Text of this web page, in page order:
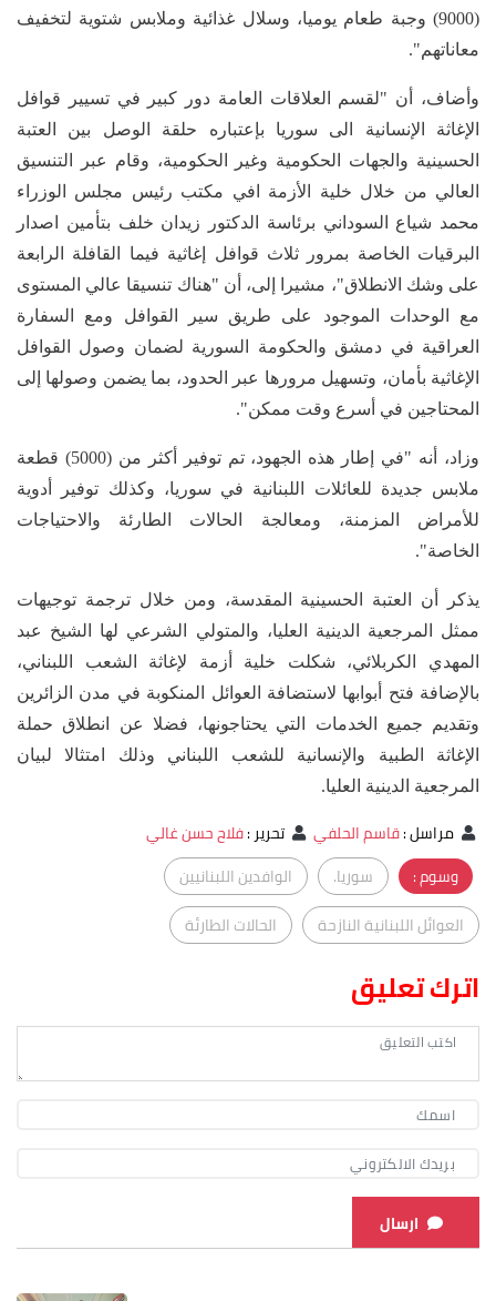
(9000) وجبة طعام يوميا، وسلال غذائية وملابس شتوية لتخفيف
معاناتهم".
وأضاف، أن "لقسم العلاقات العامة دور كبير في تسيير قوافل
الإغاثة الإنسانية الى سوريا بإعتباره حلقة الوصل بين العتبة
الحسينية والجهات الحكومية وغير الحكومية، وقام عبر التنسيق
العالي من خلال خلية الأزمة افي مكتب رئيس مجلس الوزراء
محمد شياع السوداني برئاسة الدكتور زيدان خلف بتأمين اصدار
البرقيات الخاصة بمرور ثلاث قوافل إغاثية فيما القافلة الرابعة
على وشك الانطلاق"، مشيرا إلى، أن "هناك تنسيقا عالي المستوى
مع الوحدات الموجود على طريق سير القوافل ومع السفارة
العراقية في دمشق والحكومة السورية لضمان وصول القوافل
الإغاثية بأمان، وتسهيل مرورها عبر الحدود، بما يضمن وصولها إلى
المحتاجين في أسرع وقت ممكن".
وزاد، أنه "في إطار هذه الجهود، تم توفير أكثر من (5000) قطعة
ملابس جديدة للعائلات اللبنانية في سوريا، وكذلك توفير أدوية
للأمراض المزمنة، ومعالجة الحالات الطارئة والاحتياجات
الخاصة".
يذكر أن العتبة الحسينية المقدسة، ومن خلال ترجمة توجيهات
ممثل المرجعية الدينية العليا، والمتولي الشرعي لها الشيخ عبد
المهدي الكربلائي، شكلت خلية أزمة لإغاثة الشعب اللبناني،
بالإضافة فتح أبوابها لاستضافة العوائل المنكوبة في مدن الزائرين
وتقديم جميع الخدمات التي يحتاجونها، فضلا عن انطلاق حملة
الإغاثة الطبية والإنسانية للشعب اللبناني وذلك امتثالا لبيان
المرجعية الدينية العليا.
مراسل:قاسم الحلفي تحرير:فلاح حسن غالي
وسوم :
سوريا.
الوافدين اللبنانيين
العوائل اللبنانية النازحة
الحالات الطارئة
اترك تعليق
ارسال